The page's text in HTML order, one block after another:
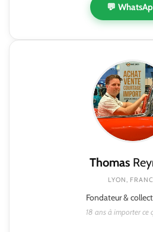
💬
Thomas
LYON,
Fondateur &
18 ans à importer ce